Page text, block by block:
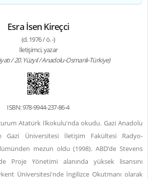
Esra İsen Kireçci
(d. 1976 / ö. -)
İletişimci, yazar
/ 20. Yüzyıl / Anadolu-Osmanlı-Türkiye)
ISBN: 978-9944-237-86-4
Atatürk İlkokulu'nda okudu. Gazi Anadolu
Gazi Üniversitesi İletişim Fakültesi Radyo-
mezun oldu (1998). ABD’de Stevens
Proje Yönetimi alanında yüksek lisansını
Üniversitesi'nde İngilizce Okutmanı olarak